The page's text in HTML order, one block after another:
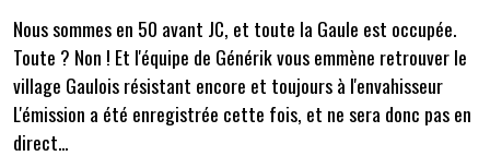
Nous sommes en 50 avant JC, et toute la Gaule est occupée.
Toute ? Non ! Et l'équipe de Générik vous emmène retrouver le
village Gaulois résistant encore et toujours à l'envahisseur
L'émission a été enregistrée cette fois, et ne sera donc pas en
direct...